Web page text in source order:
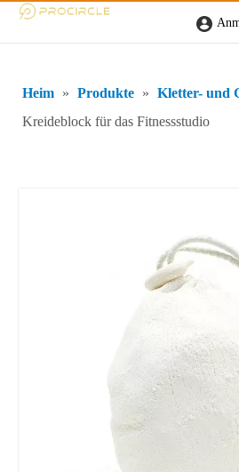
Heim » Produkte » Kletter- und
Kreideblock für das Fitnessstudio